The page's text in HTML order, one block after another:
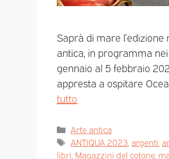
Saprà di mare
antica, in programma
gennaio al 5 febbraio
appresta a ospitare
tutto
Arte antica
ANTIQUA 2023 argenti
libri Magazzini del cotone,